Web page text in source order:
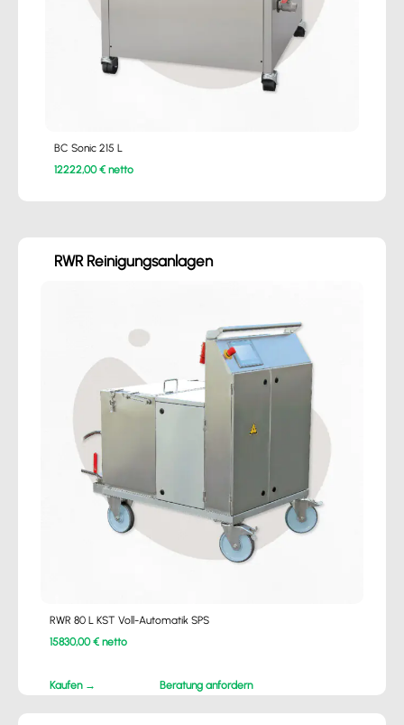
BC Sonic 215 L
12222,00 € netto
RWR Reinigungsanlagen
RWR 80 L KST Voll-Automatik SPS
15830,00 € netto
Kaufen → Beratung anfordern